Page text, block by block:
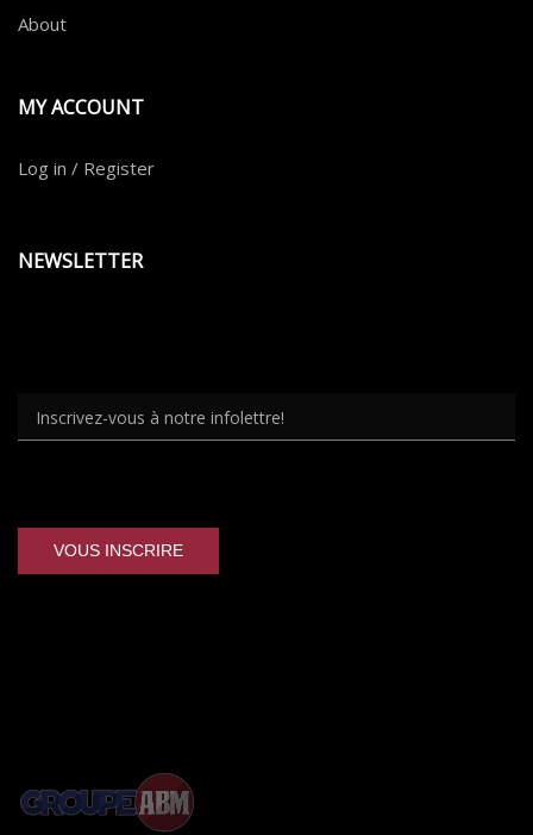
About
MY ACCOUNT
Log in / Register
NEWSLETTER